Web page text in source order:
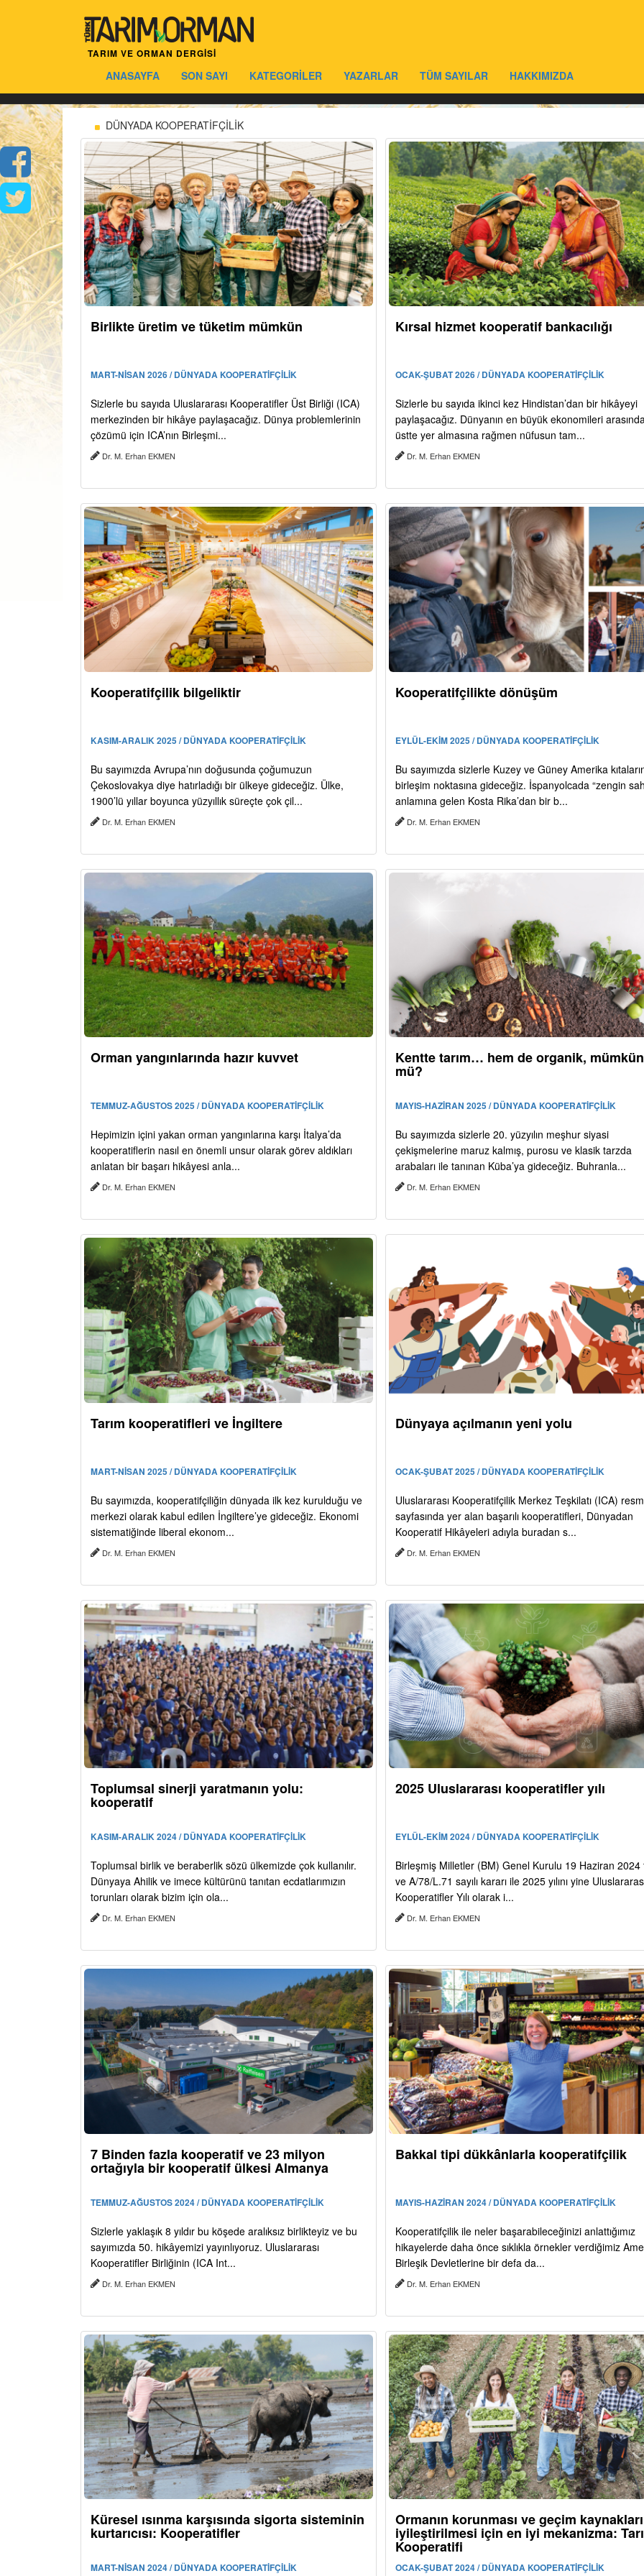
TARIM VE ORMAN DERGİSİ
ANASAYFA SON SAYI KATEGORİLER YAZARLAR TÜM SAYILAR HAKKIMIZDA
DÜNYADA KOOPERATİFÇİLİK
Birlikte üretim ve tüketim mümkün
MART-NİSAN 2026 / DÜNYADA KOOPERATİFÇİLİK
Sizlerle bu sayıda Uluslararası Kooperatifler Üst Birliği (ICA)
merkezinden bir hikâye paylaşacağız. Dünya problemlerinin
çözümü için ICA’nın Birleşmi...
Dr. M. Erhan EKMEN
Kırsal hizmet kooperatif bankacılığı
OCAK-ŞUBAT 2026 / DÜNYADA KOOPERATİFÇİLİK
Sizlerle bu sayıda ikinci kez Hindistan’dan bir hikâyeyi
paylaşacağız. Dünyanın en büyük ekonomileri
üstte yer almasına rağmen nüfusun tam...
Dr. M. Erhan EKMEN
Kooperatifçilik bilgeliktir
KASIM-ARALIK 2025 / DÜNYADA KOOPERATİFÇİLİK
Bu sayımızda Avrupa’nın doğusunda çoğumuzun
Çekoslovakya diye hatırladığı bir ülkeye gideceğiz. Ülke,
1900’lü yıllar boyunca yüzyıllık süreçte çok çil...
Dr. M. Erhan EKMEN
Kooperatifçilikte dönüşüm
EYLÜL-EKİM 2025 / DÜNYADA KOOPERATİFÇİLİK
Bu sayımızda sizlerle Kuzey ve Güney Amerika
birleşim noktasına gideceğiz. İspanyolcada “zengin
anlamına gelen Kosta Rika’dan bir b...
Dr. M. Erhan EKMEN
Orman yangınlarında hazır kuvvet
TEMMUZ-AĞUSTOS 2025 / DÜNYADA KOOPERATİFÇİLİK
Hepimizin içini yakan orman yangınlarına karşı İtalya’da
kooperatiflerin nasıl en önemli unsur olarak görev aldıkları
anlatan bir başarı hikâyesi anla...
Dr. M. Erhan EKMEN
Kentte tarım… hem de organik, mümkün
mü?
MAYIS-HAZİRAN 2025 / DÜNYADA KOOPERATİFÇİLİK
Bu sayımızda sizlerle 20. yüzyılın meşhur siyasi
çekişmelerine maruz kalmış, purosu ve klasik tarzda
arabaları ile tanınan Küba’ya gideceğiz. Buhranla...
Dr. M. Erhan EKMEN
Tarım kooperatifleri ve İngiltere
MART-NİSAN 2025 / DÜNYADA KOOPERATİFÇİLİK
Bu sayımızda, kooperatifçiliğin dünyada ilk kez kurulduğu ve
merkezi olarak kabul edilen İngiltere’ye gideceğiz. Ekonomi
sistematiğinde liberal ekonom...
Dr. M. Erhan EKMEN
Dünyaya açılmanın yeni yolu
OCAK-ŞUBAT 2025 / DÜNYADA KOOPERATİFÇİLİK
Uluslararası Kooperatifçilik Merkez Teşkilatı (ICA)
sayfasında yer alan başarılı kooperatifleri, Dünyadan
Kooperatif Hikâyeleri adıyla buradan s...
Dr. M. Erhan EKMEN
Toplumsal sinerji yaratmanın yolu:
kooperatif
KASIM-ARALIK 2024 / DÜNYADA KOOPERATİFÇİLİK
Toplumsal birlik ve beraberlik sözü ülkemizde çok kullanılır.
Dünyaya Ahilik ve imece kültürünü tanıtan ecdatlarımızın
torunları olarak bizim için ola...
Dr. M. Erhan EKMEN
2025 Uluslararası kooperatifler yılı
EYLÜL-EKİM 2024 / DÜNYADA KOOPERATİFÇİLİK
Birleşmiş Milletler (BM) Genel Kurulu 19 Haziran 2024
ve A/78/L.71 sayılı kararı ile 2025 yılını yine
Kooperatifler Yılı olarak i...
Dr. M. Erhan EKMEN
7 Binden fazla kooperatif ve 23 milyon
ortağıyla bir kooperatif ülkesi Almanya
TEMMUZ-AĞUSTOS 2024 / DÜNYADA KOOPERATİFÇİLİK
Sizlerle yaklaşık 8 yıldır bu köşede aralıksız birlikteyiz ve bu
sayımızda 50. hikâyemizi yayınlıyoruz. Uluslararası
Kooperatifler Birliğinin (ICA Int...
Dr. M. Erhan EKMEN
Bakkal tipi dükkânlarla kooperatifçilik
MAYIS-HAZİRAN 2024 / DÜNYADA KOOPERATİFÇİLİK
Kooperatifçilik ile neler başarabileceğinizi anlattığımız
hikayelerde daha önce sıklıkla örnekler verdiğimiz
Birleşik Devletlerine bir defa da...
Dr. M. Erhan EKMEN
Küresel ısınma karşısında sigorta sisteminin
kurtarıcısı: Kooperatifler
MART-NİSAN 2024 / DÜNYADA KOOPERATİFÇİLİK
Ormanın korunması ve geçim
iyileştirilmesi için en iyi mekanizma:
Kooperatifi
OCAK-ŞUBAT 2024 / DÜNYADA KOOPERATİFÇİLİK